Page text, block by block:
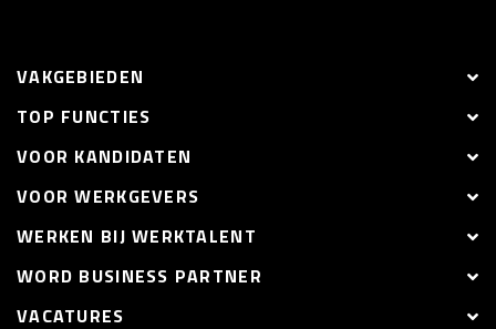
VAKGEBIEDEN
TOP FUNCTIES
VOOR KANDIDATEN
VOOR WERKGEVERS
WERKEN BIJ WERKTALENT
WORD BUSINESS PARTNER
VACATURES